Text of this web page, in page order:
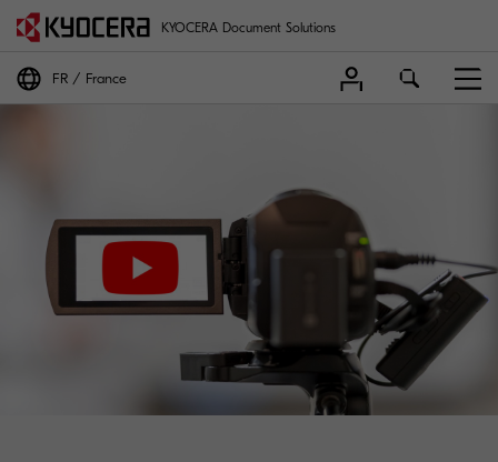
KYOCERA Document Solutions
FR France